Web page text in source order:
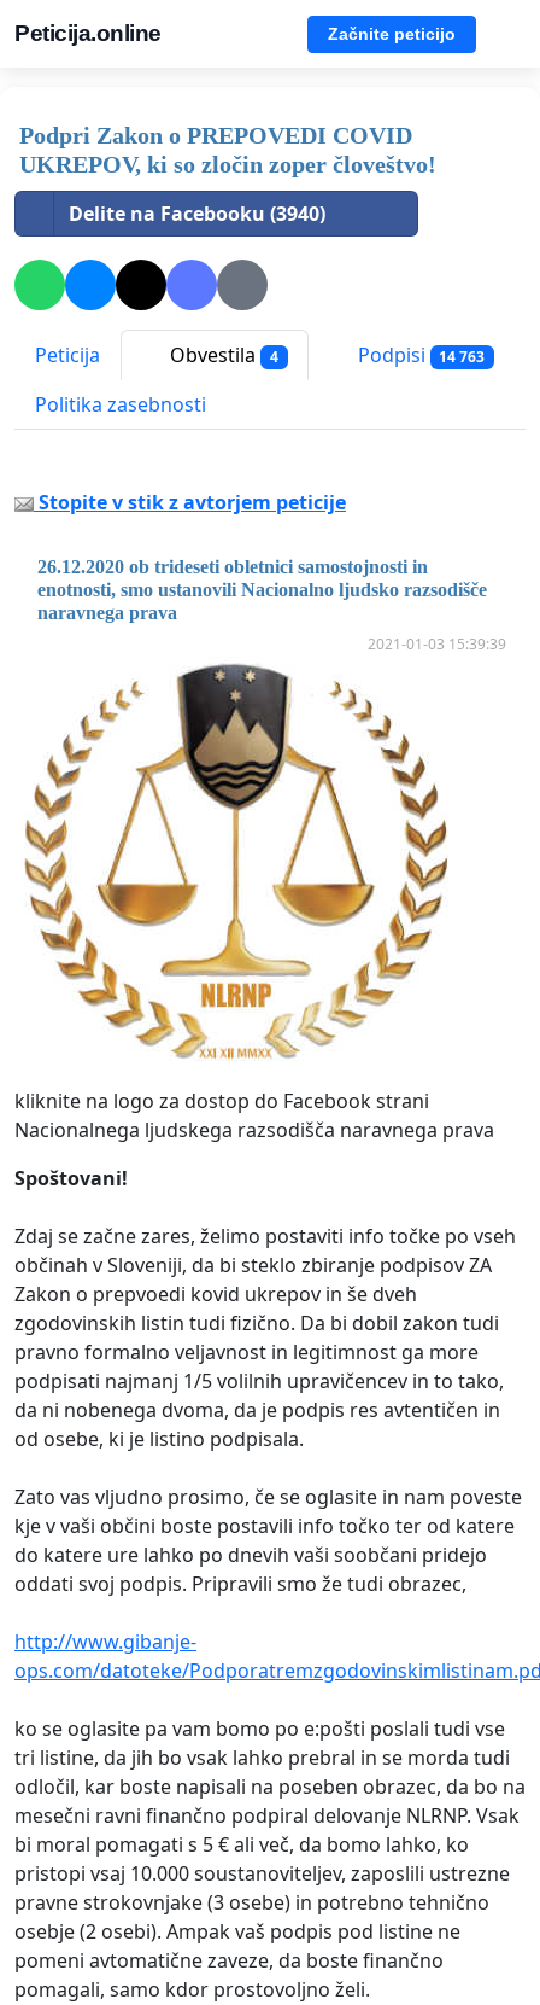
Peticija.online Začnite peticijo
Podpri Zakon o PREPOVEDI COVID
UKREPOV, ki so zločin zoper človeštvo!
Delite na Facebooku (3940)
Peticija Obvestila 4 Podpisi 14 763
Politika zasebnosti
Stopite v stik z avtorjem peticije
26.12.2020 ob trideseti obletnici samostojnosti in
enotnosti, smo ustanovili Nacionalno ljudsko razsodišče
naravnega prava
2021-01-03 15:39:39
kliknite na logo za dostop do Facebook strani
Nacionalnega ljudskega razsodišča naravnega prava
Spoštovani!
Zdaj se začne zares, želimo postaviti info točke po vseh
občinah v Sloveniji, da bi steklo zbiranje podpisov ZA
Zakon o prepvoedi kovid ukrepov in še dveh
zgodovinskih listin tudi fizično. Da bi dobil zakon tudi
pravno formalno veljavnost in legitimnost ga more
podpisati najmanj 1/5 volilnih upravičencev in to tako,
da ni nobenega dvoma, da je podpis res avtentičen in
od osebe, ki je listino podpisala.
Zato vas vljudno prosimo, če se oglasite in nam poveste
kje v vaši občini boste postavili info točko ter od katere
do katere ure lahko po dnevih vaši soobčani pridejo
oddati svoj podpis. Pripravili smo že tudi obrazec,
http://www.gibanje-
ops.com/datoteke/
ko se oglasite pa vam bomo po e:pošti poslali tudi vse
tri listine, da jih bo vsak lahko prebral in se morda tudi
odločil, kar boste napisali na poseben obrazec, da bo na
mesečni ravni finančno podpiral delovanje NLRNP. Vsak
bi moral pomagati s 5 € ali več, da bomo lahko, ko
pristopi vsaj 10.000 soustanoviteljev, zaposlili ustrezne
pravne strokovnjake (3 osebe) in potrebno tehnično
osebje (2 osebi). Ampak vaš podpis pod listine ne
pomeni avtomatične zaveze, da boste finančno
pomagali, samo kdor prostovoljno želi.